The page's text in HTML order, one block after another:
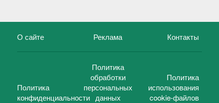
О сайте Реклама Контакты
Политика
конфиденциальности
Политика
обработки
персональных
данных
Политика
использования
cookie-файлов